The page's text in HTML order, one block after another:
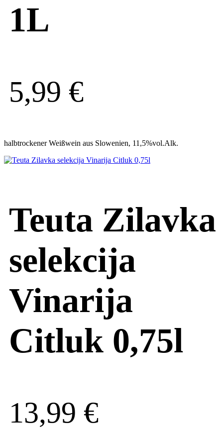
1L
5,99 €
halbtrockener Weißwein aus Slowenien, 11,5%vol.Alk.
Teuta Zilavka
selekcija
Vinarija
Citluk 0,75l
13,99 €